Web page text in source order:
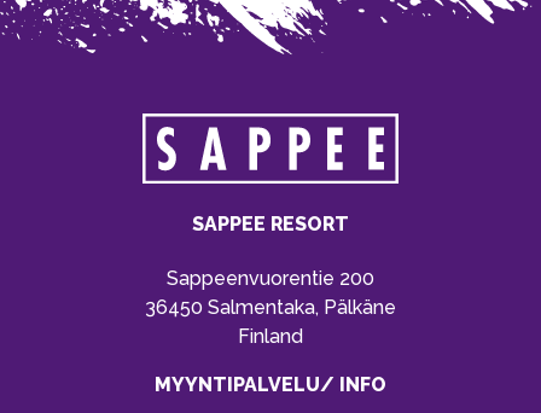
SAPPEE RESORT
Sappeenvuorentie 200
36450 Salmentaka, Pälkäne
Finland
MYYNTIPALVELU/ INFO